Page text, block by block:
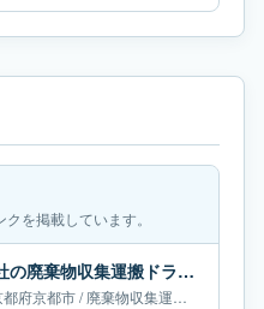
を掲載しています。
フロムメンテナンス有限会社の廃棄物収集運搬ドライバー求人｜京都府京都市｜月給50万-55万円
都府京都市/廃棄物収集運搬ドライバー